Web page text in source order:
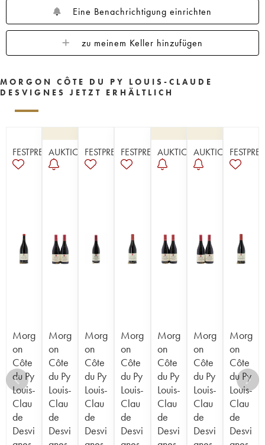
Eine Benachrichtigung einrichten
zu meinem Keller hinzufügen
MORGON CÔTE DU PY LOUIS-CLAUDE
DESVIGNES JETZT ERHÄLTLICH
FESTPREISE
Morg
on
Côte
du Py
Louis-
Clau
de
Desvi
AUKTION
Morg
on
Côte
du Py
Louis-
Clau
de
Desvi
FESTPREISE
Morg
on
Côte
du Py
Louis-
Clau
de
Desvi
FESTPREISE
Morg
on
Côte
du Py
Louis-
Clau
de
Desvi
AUKTION
Morg
on
Côte
du Py
Louis-
Clau
de
Desvi
AUKTION
Morg
on
Côte
du Py
Louis-
Clau
de
Desvi
Morg
on
Côte
du Py
Louis-
Clau
de
Desvi